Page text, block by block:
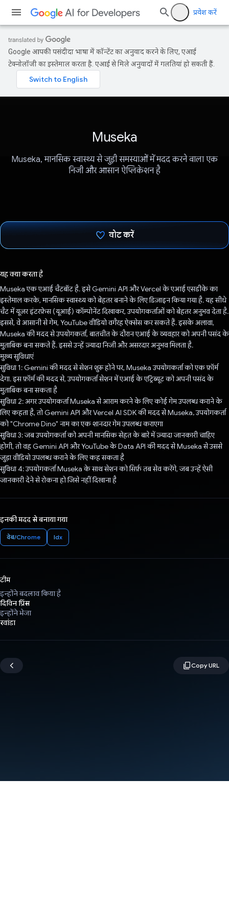
प्रवेश करें
Google आपकी पसंदीदा भाषा में कॉन्टेंट का अनुवाद करने के लिए, एआई
टेक्नोलॉजी का इस्तेमाल करता है. एआई से मिले अनुवादों में गलतियां हो सकती हैं.
Museka
Museka, मानसिक स्वास्थ्य से जुड़ी समस्याओं में मदद करने वाला एक
निजी और आसान ऐप्लिकेशन है
वोट करें
यह क्या करता है
Museka एक एआई चैटबॉट है. इसे Gemini API और Vercel के एआई एसडीके का
इस्तेमाल करके, मानसिक स्वास्थ्य को बेहतर बनाने के लिए डिज़ाइन किया गया है. यह सीधे
चैट में यूज़र इंटरफ़ेस (यूआई) कॉम्पोनेंट दिखाकर, उपयोगकर्ताओं को बेहतर अनुभव देता है.
इससे, वे आसानी से गेम, YouTube वीडियो वगैरह ऐक्सेस कर सकते हैं. इसके अलावा,
Museka की मदद से उपयोगकर्ता, बातचीत के दौरान एआई के व्यवहार को अपनी पसंद के
मुताबिक बना सकते हैं. इससे उन्हें ज़्यादा निजी और असरदार अनुभव मिलता है.
मुख्य सुविधाएं
सुविधा 1: Gemini की मदद से सेशन शुरू होने पर, Museka उपयोगकर्ता को एक फ़ॉर्म
देगा. इस फ़ॉर्म की मदद से, उपयोगकर्ता सेशन में एआई के एट्रिब्यूट को अपनी पसंद के
मुताबिक बना सकता है
सुविधा 2: अगर उपयोगकर्ता Museka से आराम करने के लिए कोई गेम उपलब्ध कराने के
लिए कहता है, तो Gemini API और Vercel AI SDK की मदद से Museka, उपयोगकर्ता
को "Chrome Dino" नाम का एक शानदार गेम उपलब्ध कराएगा
सुविधा 3: जब उपयोगकर्ता को अपनी मानसिक सेहत के बारे में ज़्यादा जानकारी चाहिए
होगी, तो वह Gemini API और YouTube के Data API की मदद से Museka से उससे
जुड़ा वीडियो उपलब्ध कराने के लिए कह सकता है
सुविधा 4: उपयोगकर्ता Museka के साथ सेशन को सिर्फ़ तब सेव करेंगे, जब उन्हें ऐसी
जानकारी देने से रोकना हो जिसे नहीं दिखाना है
इनकी मदद से बनाया गया
वेब/Chrome Idx
टीम
इन्होंने बदलाव किया है
दिविन प्रिंस
इन्होंने भेजा
रवांडा